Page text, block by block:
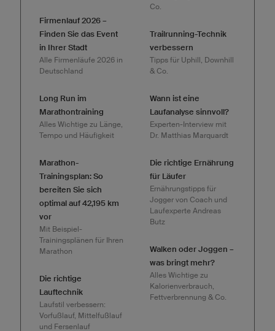
Firmenlauf 2026 –
Finden Sie das Event
in Ihrer Stadt
Alle Firmenläufe 2026 in
Deutschland
Long Run im
Marathontraining
Alles Wichtige zu Länge,
Tempo und Häufigkeit
Marathon-
Trainingsplan: So
bereiten Sie sich
optimal auf 42,195 km
vor
Mit Beispiel-
Trainingsplänen für Ihren
Marathon
Die richtige
Lauftechnik
Laufstil verbessern:
Vorfußlauf, Mittelfußlauf
und Fersenlauf
Co.
Trailrunning-Technik
verbessern
Tipps für Uphill, Downhill
& Co.
Wann ist eine
Laufanalyse sinnvoll?
Experten-Interview mit
Dr. Matthias Marquardt
Die richtige Ernährung
für Läufer
Ernährungstipps für
Jogger von Coach und
Laufexperte Andreas
Butz
Walken oder Joggen –
was bringt mehr?
Alles Wichtige zu
Kalorienverbrauch,
Fettverbrennung & Co.